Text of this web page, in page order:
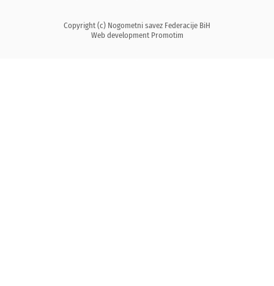
Copyright (c) Nogometni savez Federacije BiH
Web development Promotim